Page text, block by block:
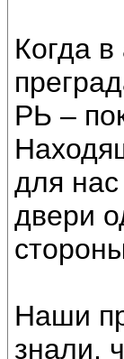
Когда
РЬ –
для
двери
Наши
знали,